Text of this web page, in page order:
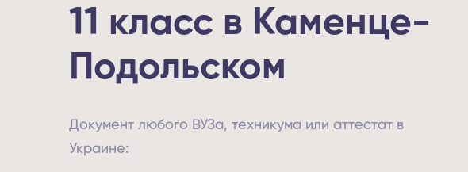
11 класс в Каменце-
Подольском
Документ любого ВУЗа, техникума или аттестат в
Украине: